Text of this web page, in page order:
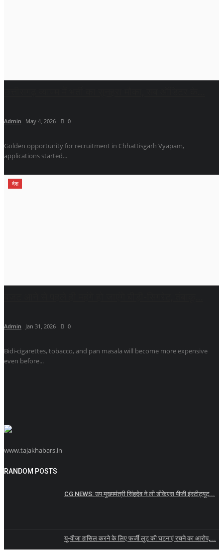
Admin May 4, 2026 0
Golden opportunity for recruitment in Chhattisgarh Vyapam,
applications started...
देश
Admin Jan 31, 2026 0
Bidi-cigarettes, tobacco, and pan masala will become more expensive
even before...
www.tajakhabars.in
RANDOM POSTS
CG NEWS: उप मुख्यमंत्री सिंहदेव ने ली डीकेएस पीजी इंस्टीट्यूट...
यू-वीजा हासिल करने के लिए फर्जी लूट की घटनाएं रचने का आरोप,...